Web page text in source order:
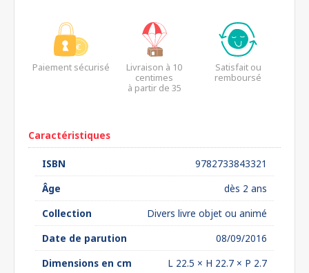
Paiement sécurisé
Livraison à 10
centimes
à partir de 35
Satisfait ou
remboursé
Caractéristiques
ISBN
9782733843321
Âge
dès 2 ans
Collection
Divers livre objet ou animé
Date de parution
08/09/2016
Dimensions en cm
L 22.5 × H 22.7 × P 2.7